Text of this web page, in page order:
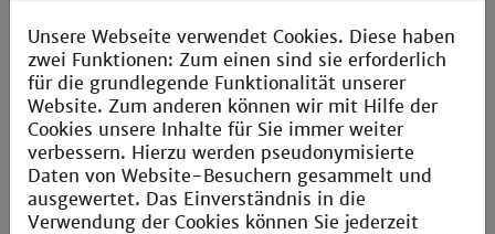
Bearbeiten und Untersuchen solcher Produkte,
Gewinnung, Verwendung und Verarbeitung von
Pyrochlorerzen,
Verwendung und Verarbeitung von Schlacke aus
der Verhüttung von Kupferschiefererzen,
Aufarbeitung von Niob- und Tantalerzen,
Unsere Webseite verwendet Cookies. Diese haben
zwei Funktionen: Zum einen sind sie erforderlich
für die grundlegende Funktionalität unserer
Website. Zum anderen können wir mit Hilfe der
Cookies unsere Inhalte für Sie immer weiter
verbessern. Hierzu werden pseudonymisierte
Daten von Website-Besuchern gesammelt und
ausgewertet. Das Einverständnis in die
Verwendung der Cookies können Sie jederzeit